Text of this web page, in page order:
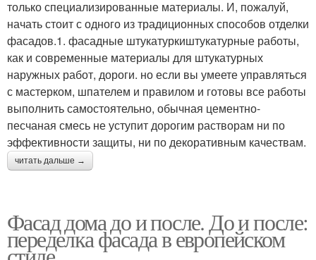
только специализированные материалы. И, пожалуй,
начать стоит с одного из традиционных способов отделки
фасадов.1. фасадные штукатуркиштукатурные работы,
как и современные материалы для штукатурных
наружных работ, дороги. но если вы умеете управляться
с мастерком, шпателем и правилом и готовы все работы
выполнить самостоятельно, обычная цементно-
песчаная смесь не уступит дорогим растворам ни по
эффективности защиты, ни по декоративным качествам.
читать дальше →
Фасад дома до и после. До и после:
переделка фасада в европейском